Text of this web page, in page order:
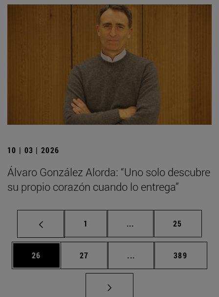
10 | 03 | 2026
Álvaro González Alorda: “Uno solo descubre
su propio corazón cuando lo entrega”
Página
1 ... Páginas intermedias
Página
25
Página
26 Página
27 ... Páginas intermedias
Página
389